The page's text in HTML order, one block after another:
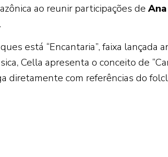
ao reunir participações de
.
está “Encantaria”, faixa lançada
Cella apresenta o conceito de
diretamente com referências do